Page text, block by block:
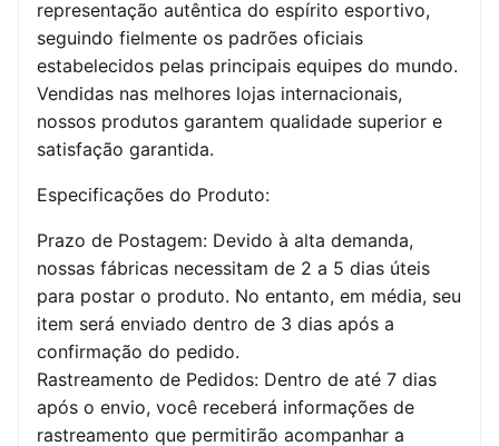
representação autêntica do espírito esportivo,
seguindo fielmente os padrões oficiais
estabelecidos pelas principais equipes do mundo.
Vendidas nas melhores lojas internacionais,
nossos produtos garantem qualidade superior e
satisfação garantida.
Especificações do Produto:
Prazo de Postagem: Devido à alta demanda,
nossas fábricas necessitam de 2 a 5 dias úteis
para postar o produto. No entanto, em média, seu
item será enviado dentro de 3 dias após a
confirmação do pedido.
Rastreamento de Pedidos: Dentro de até 7 dias
após o envio, você receberá informações de
rastreamento que permitirão acompanhar a